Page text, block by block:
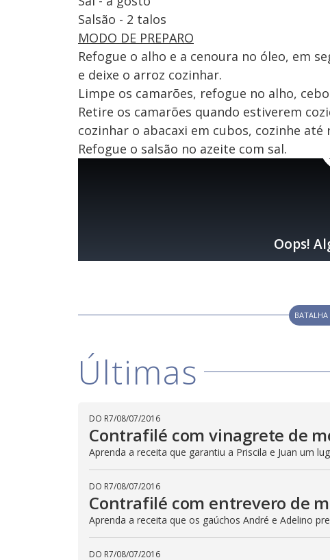
Salsão - 2 talos
MODO DE PREPARO
Refogue o alho e a cenoura no óleo, em
e deixe o arroz cozinhar.
Limpe os camarões, refogue no alho,
Retire os camarões quando estiverem
cozinhar o abacaxi em cubos, cozinhe até
Refogue o salsão no azeite com sal.
Últimas
DO R7/08/07/2016
Contrafilé com vinagrete de
Aprenda a receita que garantiu a Priscila e Juan um
DO R7/08/07/2016
Contrafilé com entrevero de
Aprenda a receita que os gaúchos André e Adelino
DO R7/08/07/2016